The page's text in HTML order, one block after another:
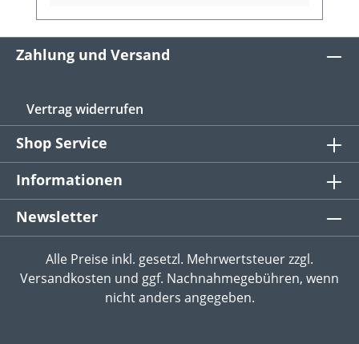
Zahlung und Versand
Vertrag widerrufen
Shop Service
Informationen
Newsletter
Alle Preise inkl. gesetzl. Mehrwertsteuer zzgl.
Versandkosten und ggf. Nachnahmegebühren, wenn
nicht anders angegeben.